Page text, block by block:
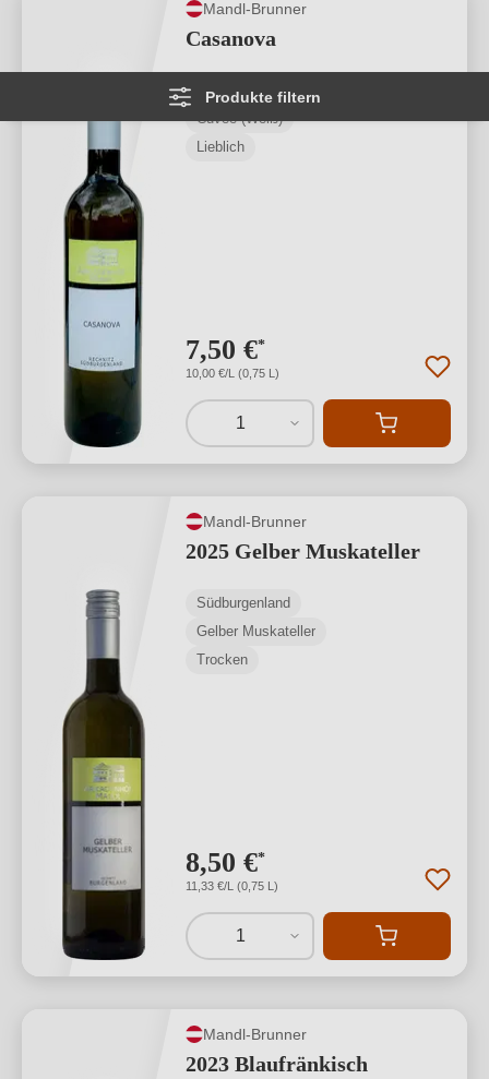
Produkte filtern
Mandl-Brunner
Casanova
Südburgenland
Cuvée (Weiß)
Lieblich
7,50 €*
10,00 €/L (0,75 L)
1
Mandl-Brunner
2025 Gelber Muskateller
Südburgenland
Gelber Muskateller
Trocken
8,50 €*
11,33 €/L (0,75 L)
1
Mandl-Brunner
2023 Blaufränkisch